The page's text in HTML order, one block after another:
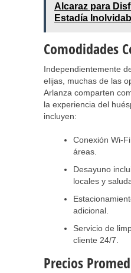
Alcaraz para
Estadía
Comodidades
Independientemente
elijas, muchas de las
Arlanza comparten
la experiencia del
incluyen:
Conexión Wi-
áreas.
Desayuno
locales y
adicional.
Servicio de
cliente 24/7.
Precios